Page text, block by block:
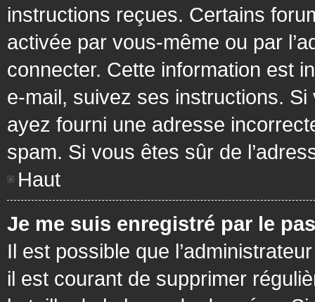
instructions reçues. Certains
activée par vous-même ou par
connecter. Cette information est
e-mail, suivez ses instructions. Si
ayez fourni une adresse
spam. Si vous êtes sûr de
Haut
Je me suis enregistré par le
Il est possible que
il est courant de supprimer